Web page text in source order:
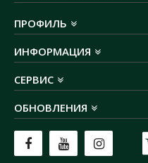
ПРОФИЛЬ
ИНФОРМАЦИЯ
СЕРВИС
ОБНОВЛЕНИЯ